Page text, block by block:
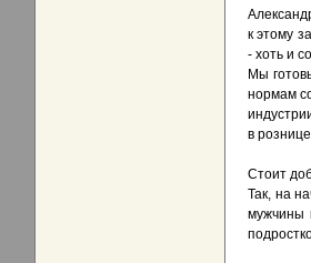
к этому
- хоть и
Мы
нормам
в
Стоит
Так, на
мужчины